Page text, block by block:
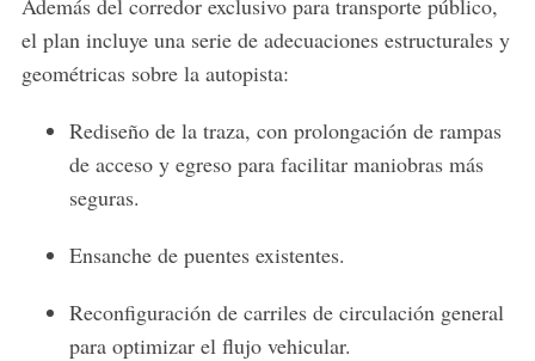
Además del corredor exclusivo para transporte público,
el plan incluye una serie de adecuaciones estructurales y
geométricas sobre la autopista:
Rediseño de la traza, con prolongación de rampas
de acceso y egreso para facilitar maniobras más
seguras.
Ensanche de puentes existentes.
Reconfiguración de carriles de circulación general
para optimizar el flujo vehicular.